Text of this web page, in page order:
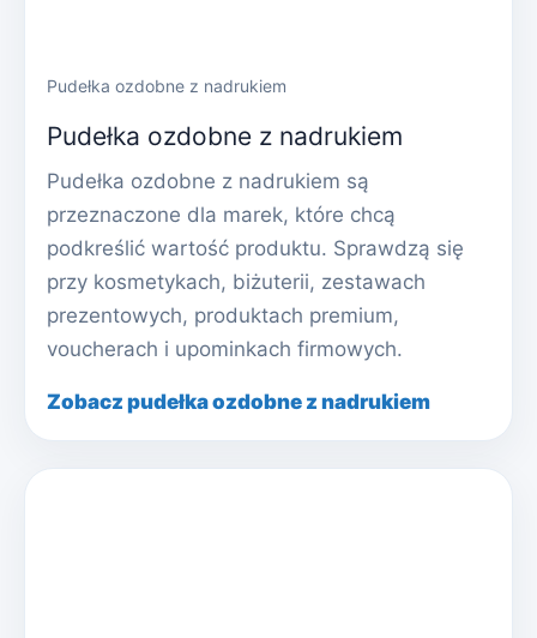
Pudełka ozdobne z nadrukiem
Pudełka ozdobne z nadrukiem
Pudełka ozdobne z nadrukiem są
przeznaczone dla marek, które chcą
podkreślić wartość produktu. Sprawdzą się
przy kosmetykach, biżuterii, zestawach
prezentowych, produktach premium,
voucherach i upominkach firmowych.
Zobacz pudełka ozdobne z nadrukiem